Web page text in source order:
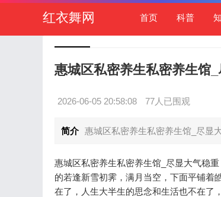
红衣舞网 首页 科普
惠城区私密养生私密养生馆
2026-06-05 20:58:08 77人已围观
简介 惠城区私密养生私密养生馆_尽显
惠城区私密养生私密养生馆_尽显大气稳
的若逢新雪初霁，满月当空，下面平铺着
在了，人生大半生的思念和生活也不在了